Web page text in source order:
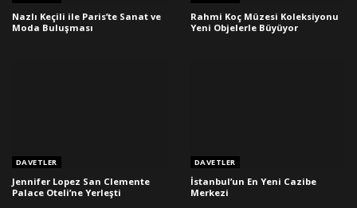
Nazlı Keçili ile Paris’te Sanat ve
Moda Buluşması
Rahmi Koç Müzesi Koleksiyonu
Yeni Objelerle Büyüyor
DAVETLER
Jennifer Lopez San Clemente
Palace Oteli’ne Yerleşti
DAVETLER
İstanbul’un En Yeni Cazibe
Merkezi